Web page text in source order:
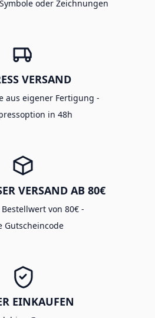
oder Zeichnungen
VERSAND
aus eigener Fertigung -
in 48h
VERSAND AB 80€
von 80€ -
Gutscheincode
EINKAUFEN